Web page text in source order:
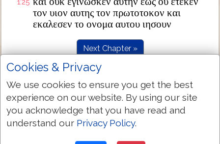
1:25
τον υιον αυτης τον πρωτοτοκον και
εκαλεσεν το ονομα αυτου ιησουν
Next Chapter »
Cookies & Privacy
We use cookies to ensure you get the best
experience on our website. By using our site
you acknowledge that you have read and
understand our Privacy Policy.